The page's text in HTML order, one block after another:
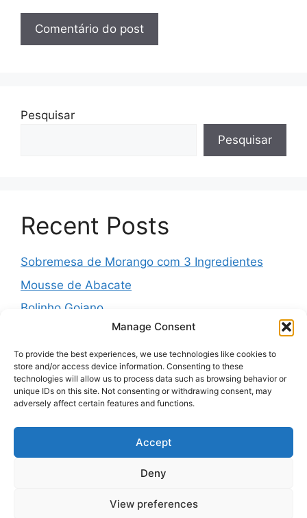
Manage Consent
To provide the best experiences, we use technologies like cookies to
store and/or access device information. Consenting to these
technologies will allow us to process data such as browsing behavior or
unique IDs on this site. Not consenting or withdrawing consent, may
adversely affect certain features and functions.
Accept
Deny
View preferences
Pesquisar
Pesquisar
Recent Posts
Sobremesa de Morango com 3 Ingredientes
Mousse de Abacate
Bolinho Goiano
Muffins Salgados de Legumes
Recent Comments
A WordPress Commenterem